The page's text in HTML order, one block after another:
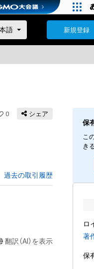
新規登録
0 シェア
過去の取引履歴
翻訳（AI）を表示
保
こ
き
ロ
著
保